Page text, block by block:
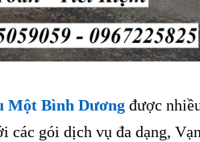
Một Bình Dương được
các gói dịch vụ đa dạng,